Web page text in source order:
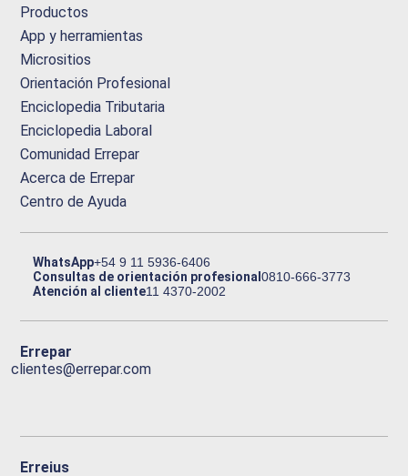
Productos
App y herramientas
Micrositios
Orientación Profesional
Enciclopedia Tributaria
Enciclopedia Laboral
Comunidad Errepar
Acerca de Errepar
Centro de Ayuda
WhatsApp+54 9 11 5936-6406
Consultas de orientación profesional0810-666-3773
Atención al cliente11 4370-2002
Errepar
clientes@errepar.com
Erreius